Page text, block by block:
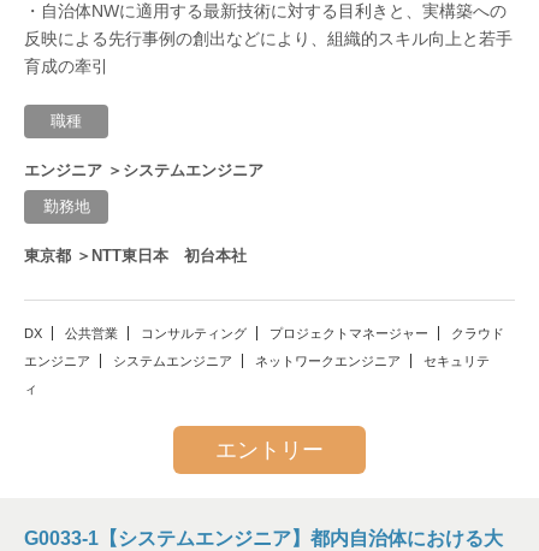
・自治体NWに適用する最新技術に対する目利きと、実構築への
反映による先行事例の創出などにより、組織的スキル向上と若手
育成の牽引
職種
エンジニア ＞システムエンジニア
勤務地
東京都 ＞NTT東日本 初台本社
DX 公共営業 コンサルティング プロジェクトマネージャー
クラウド
エンジニア
システムエンジニア ネットワークエンジニア
セキュリテ
ィ
エントリー
G0033-1【システムエンジニア】都内自治体における大